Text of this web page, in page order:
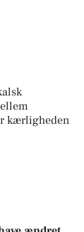
kærligheden